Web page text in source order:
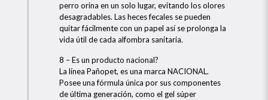
perro orina en un solo lugar, evitando los olores
desagradables. Las heces fecales se pueden
quitar fácilmente con un papel así se prolonga la
vida útil de cada alfombra sanitaria.
8 – Es un producto nacional?
La línea Pañopet, es una marca NACIONAL.
Posee una fórmula única por sus componentes
de última generación, como el gel súper